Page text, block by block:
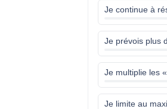
Je continue à
Je prévois plus
Je multiplie les
Je limite au